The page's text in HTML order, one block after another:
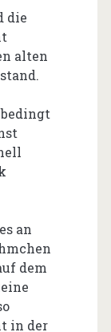
die
alten
an
dem
in der